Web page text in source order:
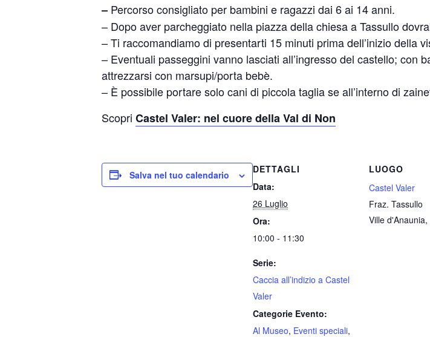
– Percorso consigliato per bambini e ragazzi dai 6 ai 14 anni.
– Dopo aver parcheggiato nella piazza della chiesa a Tassullo
– Ti raccomandiamo di presentarti 15 minuti prima dell’inizio della
– Eventuali passeggini vanno lasciati all’ingresso del castello; con
attrezzarsi con marsupi/porta bebè.
– È possibile portare solo cani di piccola taglia se all’interno di
Scopri Castel Valer: nel cuore della Val di Non
Salva nel tuo calendario
DETTAGLI
Data:
26 Luglio
Ora:
10:00 - 11:30
Serie:
Caccia all’indizio a Castel
Valer
Categorie Evento:
Al Museo, Eventi speciali,
LUOGO
Castel Valer
Fraz. Tassullo
Ville d'Anaunia,